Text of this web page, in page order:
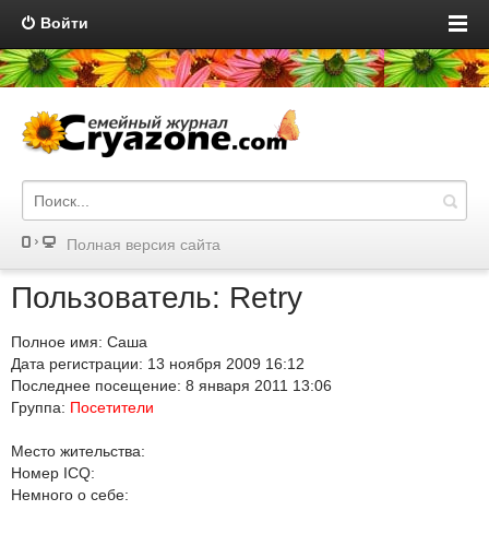
Войти
Полная версия сайта
Пользователь: Retry
Полное имя: Саша
Дата регистрации: 13 ноября 2009 16:12
Последнее посещение: 8 января 2011 13:06
Группа: Посетители
Место жительства:
Номер ICQ:
Немного о себе: